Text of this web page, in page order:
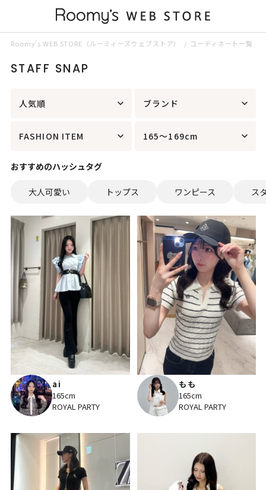
Roomy’s WEB STORE（ルーミィーズウェブストア） コーディネート一覧
STAFF SNAP
人気順 ブランド
FASHION ITEM 165～169cm
おすすめのハッシュタグ
大人可愛い トップス ワンピース ス
ai
165cm
ROYAL PARTY
もも
165cm
ROYAL PARTY